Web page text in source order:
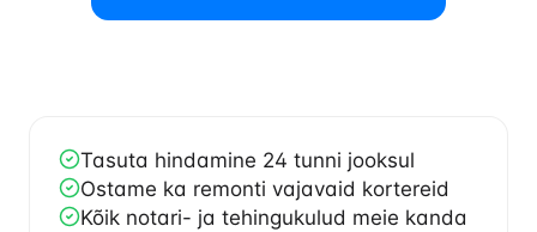
Tasuta hindamine 24 tunni jooksul
Ostame ka remonti vajavaid kortereid
Kõik notari- ja tehingukulud meie kanda